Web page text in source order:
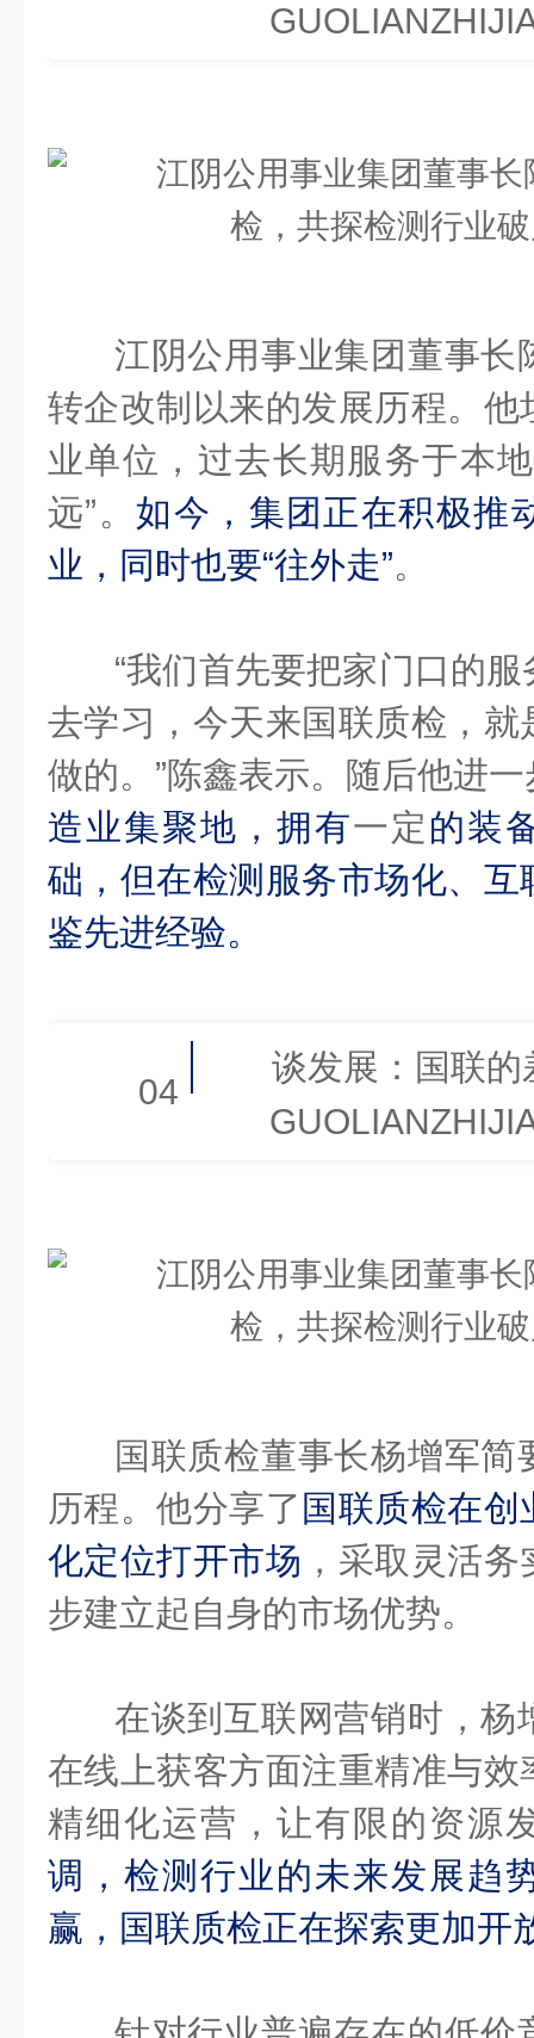
江阴公用事业集团董事长
转企改制以来的发展历程。
业单位，过去长期服务于本
远”。如今，集团正在积极推
业，同时也要“往外走”。
“我们首先要把家门口的
去学习，今天来国联质检，
做的。”陈鑫表示。随后他进
造业集聚地，拥有一定 的装
础，但在检测服务市场化、
鉴先进经验。
04
谈发展：国联的
国联质检董事长杨增军简
历程。他分享了 国联质检在
化定位打开市场 ，采取灵活
步建立起自身的市场优势。
在谈到互联网营销时，杨
在线上获客方面注重精准与
精细化运营，让有限的资源
调，检测行业的未来发展趋
赢，国联质检正在探索更加开